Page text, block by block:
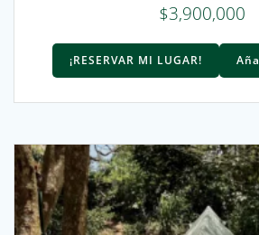
$3,900,000
¡RESERVAR MI LUGAR!